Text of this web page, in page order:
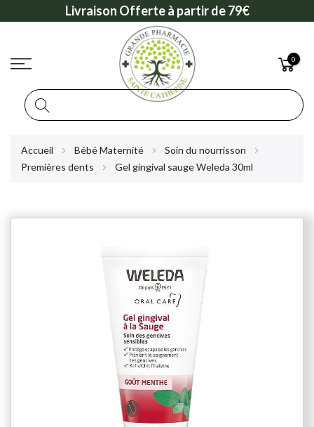
Livraison Offerte à partir de 79€
0
Accueil Bébé Maternité
Soin du nourrisson
Premières dents
Gel gingival sauge Weleda 30ml